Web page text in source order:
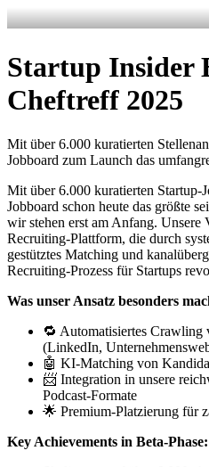
Startup Insider
Cheftreff 2025
Mit über 6.000 kuratierten
Jobboard zum Launch das
Mit über 6.000 kuratierten Startup-
Jobboard schon heute das größte
wir stehen erst am Anfang. Unsere
Recruiting-Plattform, die durch
gestütztes Matching und
Recruiting-Prozess für Startups
Was unser Ansatz besonders
🔁 Automatisiertes Crawling
(LinkedIn,
🤖 KI-Matching von
📨 Integration in unsere
Podcast-Formate
🌟 Premium-Platzierung für
Key Achievements in Beta-Phase: